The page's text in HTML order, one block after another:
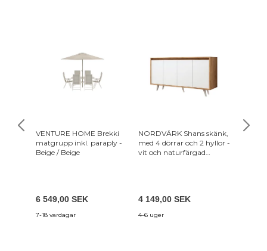
VENTURE HOME Brekki
matgrupp inkl. paraply -
Beige / Beige
6 549,00 SEK
7-18 vardagar
NORDVÄRK Shans skänk,
med 4 dörrar och 2 hyllor -
vit och naturfärgad
4 149,00 SEK
4-6 uger
ACT